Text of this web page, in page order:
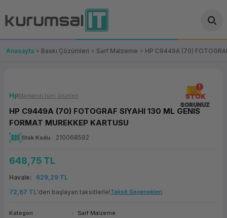
Geri Dön
Geri Dön
OT/VT Ürünleri
Fiş Yazıcı
Panel PC
(Firewall)
Geri Dön
Makinesi
Makinesi
Geri Dön
Çözümleri
Geri Dön
Geri Dön
Bağlantı
Yedekleme
Geri Dön
Ürünler
Paketi
Anasayfa Baskı Çözümleri Sarf Malzeme HP C9449A (70)
STOK
SORUNUZ
HpMarkanın tüm ürünleri
HP C9449A (70) FOTOGRAF SIYAHI 130 ML GENIS
FORMAT MUREKKEP KARTUSU
Stok Kodu 210068592
648,75 TL
Havale
629,29 TL
72,67 TL'den başlayan taksitlerle!Taksit Seçenekleri
Kategori
Sarf Malzeme